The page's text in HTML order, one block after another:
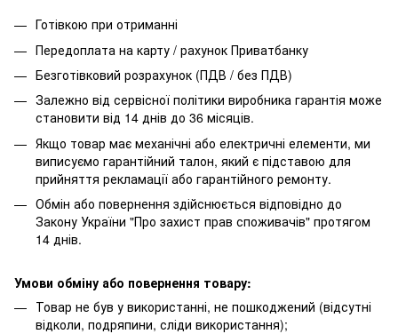
Готівкою при отриманні
Передоплата на карту / рахунок Приватбанку
Безготівковий розрахунок (ПДВ / без ПДВ)
Залежно від сервісної політики виробника гарантія може
становити від 14 днів до 36 місяців.
Якщо товар має механічні або електричні елементи, ми
виписуємо гарантійний талон, який є підставою для
прийняття рекламації або гарантійного ремонту.
Обмін або повернення здійснюється відповідно до
Закону України "Про захист прав споживачів" протягом
14 днів.
Умови обміну або повернення товару:
Товар не був у використанні, не пошкоджений (відсутні
відколи, подряпини, сліди використання);